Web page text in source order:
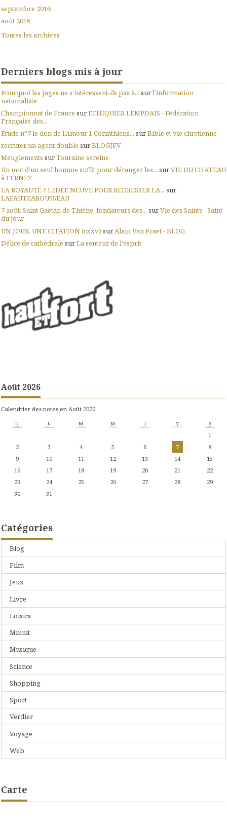
septembre 2016
août 2016
Toutes les archives
Derniers blogs mis à jour
Pourquoi les juges ne s’intéressent-ils pas à... surl'information
nationaliste
Championnat de France surECHIQUIER LEMPDAIS - Fédération
Française des...
Étude n°7 le don de l’Amour 1 Corinthiens... surBible et vie chretienne
recruter un agent double surBLOGJFV
Meuglements surTouraine sereine
Un mot d’un seul homme suffit pour déranger les... surVIE DU CHATEAU
à FERNEY
LA ROYAUTÉ ? L'IDÉE NEUVE POUR REDRESSER LA... sur
LAFAUTEAROUSSEAU
7 août. Saint Gaëtan de Thiène, fondateurs des... surVie des Saints - Saint
du jour
UN JOUR, UNE CITATION (cxxv) sur Alain Van Praet - BLOG
Délice de cathédrale surLa senteur de l'esprit
Août 2026
Calendrier des notes en Août 2026
D L M M J V S
1
2
3 4 5 6 7
8
9
10 11 12 13 14
15
16
17 18 19 20 21
22
23
24 25 26 27 28
29
30
31
Catégories
Blog
Film
Jeux
Livre
Loisirs
Minuit
Musique
Science
Shopping
Sport
Verdier
Voyage
Web
Carte